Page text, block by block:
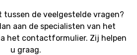
de veelgestelde vragen?
aan de specialisten van het
het contactformulier. Zij helpen
u graag.